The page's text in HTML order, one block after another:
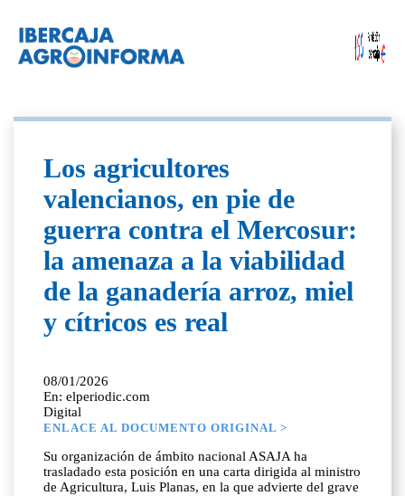
Los agricultores
valencianos, en pie de
guerra contra el Mercosur:
la amenaza a la viabilidad
de la ganadería arroz, miel
y cítricos es real
08/01/2026
En: elperiodic.com
Digital
ENLACE AL DOCUMENTO ORIGINAL >
Su organización de ámbito nacional ASAJA ha
trasladado esta posición en una carta dirigida al ministro
de Agricultura, Luis Planas, en la que advierte del grave